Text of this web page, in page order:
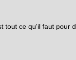
ce qu'il faut pour